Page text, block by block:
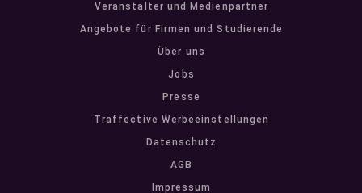
Veranstalter und Medienpartner
Angebote für Firmen und Studierende
Über uns
Jobs
Presse
Traffective Werbeeinstellungen
Datenschutz
AGB
Impressum